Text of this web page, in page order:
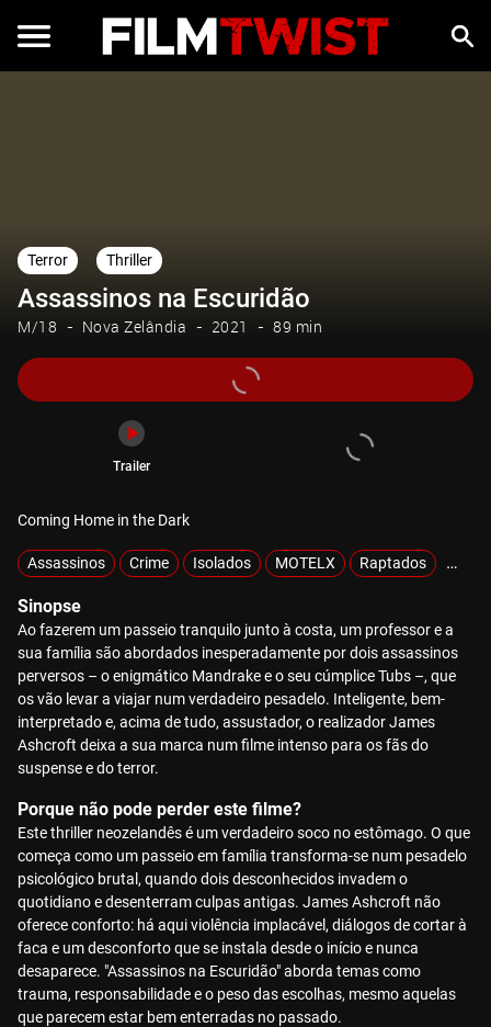
Terror Thriller
Assassinos na Escuridão
M/18 Nova Zelândia 2021 89 min
Trailer
Coming Home in the Dark
Assassinos Crime Isolados MOTELX Raptados
Sinopse
Ao fazerem um passeio tranquilo junto à costa, um professor e a
sua família são abordados inesperadamente por dois assassinos
perversos – o enigmático Mandrake e o seu cúmplice Tubs –, que
os vão levar a viajar num verdadeiro pesadelo. Inteligente, bem-
interpretado e, acima de tudo, assustador, o realizador James
Ashcroft deixa a sua marca num filme intenso para os fãs do
suspense e do terror.
Porque não pode perder este filme?
Este thriller neozelandês é um verdadeiro soco no estômago. O que
começa como um passeio em família transforma-se num pesadelo
psicológico brutal, quando dois desconhecidos invadem o
quotidiano e desenterram culpas antigas. James Ashcroft não
oferece conforto: há aqui violência implacável, diálogos de cortar à
faca e um desconforto que se instala desde o início e nunca
desaparece. "Assassinos na Escuridão" aborda temas como
trauma, responsabilidade e o peso das escolhas, mesmo aquelas
que parecem estar bem enterradas no passado.